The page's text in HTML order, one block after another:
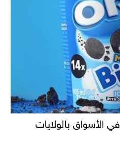
أوريو تُطلق Oreo Bites في الأسواق بالولايات